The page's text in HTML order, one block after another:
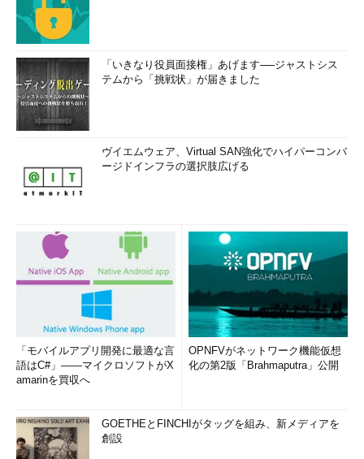
「いきなり役員面接権」あげます──ジャストシス
テムから「挑戦状」が届きました
ヴイエムウェア、Virtual SAN強化でハイパーコンバ
ージドインフラの選択肢広げる
「モバイルアプリ開発に最適な言
語はC#」――マイクロソフトがX
amarinを買収へ
OPNFVがネットワーク機能仮想
化の第2版「Brahmaputra」公開
GOETHEとFINCHIがタッグを組み、新メディアを
創設